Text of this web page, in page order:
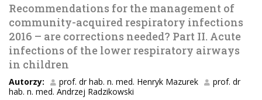
Recommendations for the management of
community-acquired respiratory infections
2016 – are corrections needed? Part II. Acute
infections of the lower respiratory airways
in children
Autorzy: prof. dr hab. n. med. Henryk Mazurek
prof. dr
hab. n. med. Andrzej Radzikowski